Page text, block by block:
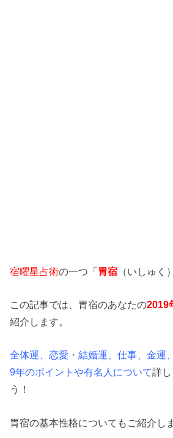
宿曜星占術の一つ「胃宿 （いしゅく
この記事では、胃宿のあなたの2019
紹介します。
全体運、恋愛・結婚運、仕事、金運
9年のポイントや有名人について詳
う！
胃宿の基本性格についてもご紹介し